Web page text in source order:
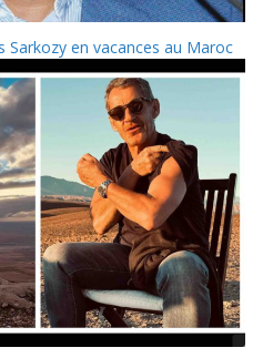
Sarkozy en vacances au Maroc